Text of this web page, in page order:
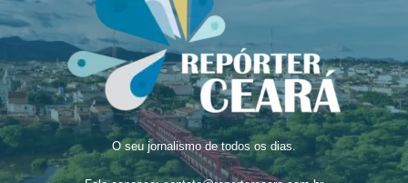
O seu jornalismo de todos os dias.